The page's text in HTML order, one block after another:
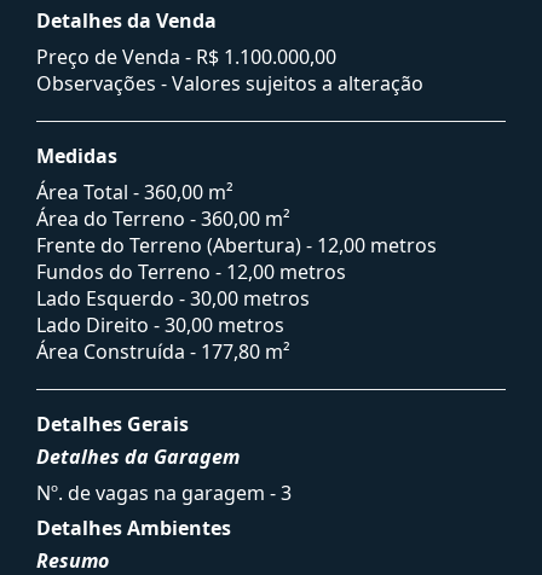
Detalhes da Venda
Preço de Venda - R$ 1.100.000,00
Observações - Valores sujeitos a alteração
Medidas
Área Total - 360,00 m²
Área do Terreno - 360,00 m²
Frente do Terreno (Abertura) - 12,00 metros
Fundos do Terreno - 12,00 metros
Lado Esquerdo - 30,00 metros
Lado Direito - 30,00 metros
Área Construída - 177,80 m²
Detalhes Gerais
Detalhes da Garagem
Nº. de vagas na garagem - 3
Detalhes Ambientes
Resumo